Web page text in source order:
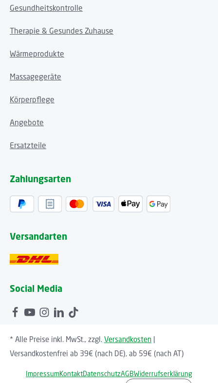
Gesundheitskontrolle
Therapie & Gesundes Zuhause
Wärmeprodukte
Massagegeräte
Körperpflege
Angebote
Ersatzteile
Zahlungsarten
Versandarten
Social Media
* Alle Preise inkl. MwSt., zzgl. Versandkosten |
Versandkostenfrei ab 39€ (nach DE), ab 59€ (nach AT)
ImpressumKontaktDatenschutzAGBWiderrufserklärung